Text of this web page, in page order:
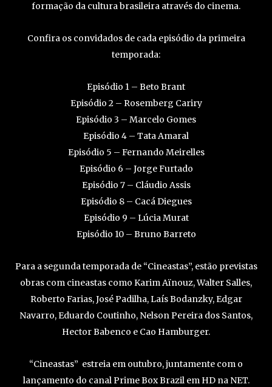
formação da cultura brasileira através do cinema.
Confira os convidados de cada episódio da primeira
temporada:
Episódio 1 – Beto Brant
Episódio 2 – Rosemberg Cariry
Episódio 3 – Marcelo Gomes
Episódio 4 – Tata Amaral
Episódio 5 – Fernando Meirelles
Episódio 6 – Jorge Furtado
Episódio 7 – Cláudio Assis
Episódio 8 – Cacá Diegues
Episódio 9 – Lúcia Murat
Episódio 10 – Bruno Barreto
Para a segunda temporada de “Cineastas”, estão previstas
obras com cineastas como Karim Aïnouz, Walter Salles,
Roberto Farias, José Padilha, Laís Bodanzky, Edgar
Navarro, Eduardo Coutinho, Nelson Pereira dos Santos,
Hector Babenco e Cao Hamburger.
“Cineastas” estreia em outubro, juntamente com o
lançamento do canal Prime Box Brazil em HD na NET.